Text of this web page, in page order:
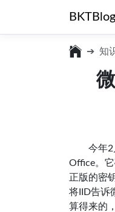
BKTBlog
知
今年
Office。
正版的密
将IID告诉
算得来的